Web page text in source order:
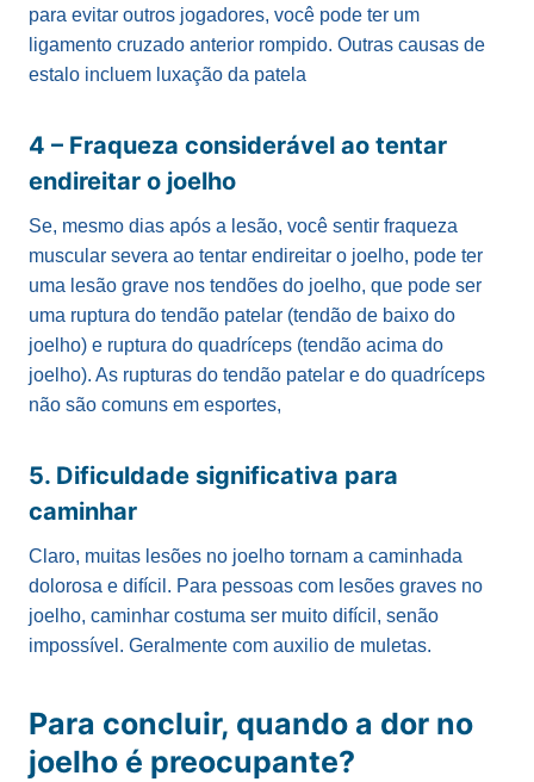
para evitar outros jogadores, você pode ter um
ligamento cruzado anterior rompido. Outras causas de
estalo incluem luxação da patela
4 – Fraqueza considerável ao tentar
endireitar o joelho
Se, mesmo dias após a lesão, você sentir fraqueza
muscular severa ao tentar endireitar o joelho, pode ter
uma lesão grave nos tendões do joelho, que pode ser
uma ruptura do tendão patelar (tendão de baixo do
joelho) e ruptura do quadríceps (tendão acima do
joelho). As rupturas do tendão patelar e do quadríceps
não são comuns em esportes,
5. Dificuldade significativa para
caminhar
Claro, muitas lesões no joelho tornam a caminhada
dolorosa e difícil. Para pessoas com lesões graves no
joelho, caminhar costuma ser muito difícil, senão
impossível. Geralmente com auxilio de muletas.
Para concluir, quando a dor no
joelho é preocupante?